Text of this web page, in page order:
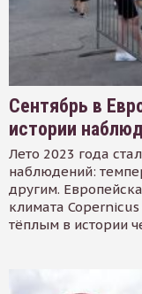
Сентябрь в
истории
Лето 2023 года
наблюдений:
другим.
климата
тёплым в истории